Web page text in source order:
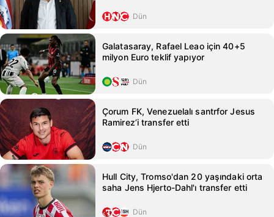
Dün
Galatasaray, Rafael Leao için 40+5
milyon Euro teklif yapıyor
Dün
Çorum FK, Venezuelalı santrfor Jesus
Ramirez’i transfer etti
Dün
Hull City, Tromso'dan 20 yaşındaki orta
saha Jens Hjerto-Dahl'ı transfer etti
Dün